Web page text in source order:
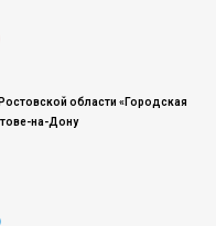
области «Городская
на-Дону